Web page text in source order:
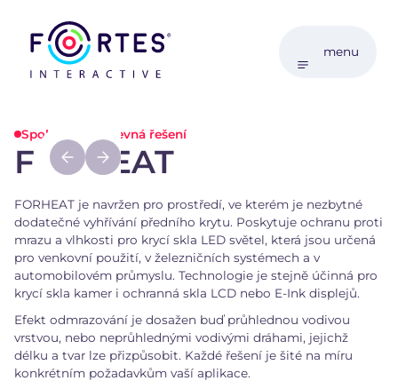
menu
Spolehlivá výhřevná řešení
FORHEAT
FORHEAT je navržen pro prostředí, ve kterém je nezbytné
dodatečné vyhřívání předního krytu. Poskytuje ochranu proti
mrazu a vlhkosti pro krycí skla LED světel, která jsou určená
pro venkovní použití, v železničních systémech a v
automobilovém průmyslu. Technologie je stejně účinná pro
krycí skla kamer i ochranná skla LCD nebo E-Ink displejů.
Efekt odmrazování je dosažen buď průhlednou vodivou
vrstvou, nebo neprůhlednými vodivými dráhami, jejichž
délku a tvar lze přizpůsobit. Každé řešení je šité na míru
konkrétním požadavkům vaší aplikace.